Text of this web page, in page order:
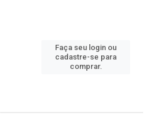
Faça seu login ou
cadastre-se para
comprar.